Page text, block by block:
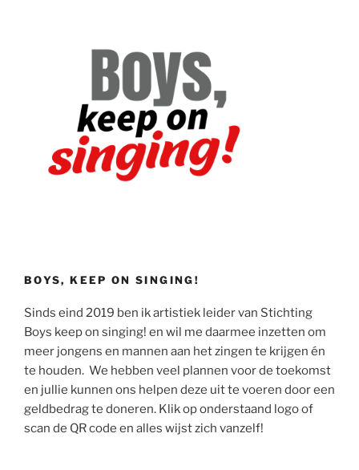
BOYS, KEEP ON SINGING!
Sinds eind 2019 ben ik artistiek leider van Stichting
Boys keep on singing! en wil me daarmee inzetten om
meer jongens en mannen aan het zingen te krijgen én
te houden. We hebben veel plannen voor de toekomst
en jullie kunnen ons helpen deze uit te voeren door een
geldbedrag te doneren. Klik op onderstaand logo of
scan de QR code en alles wijst zich vanzelf!